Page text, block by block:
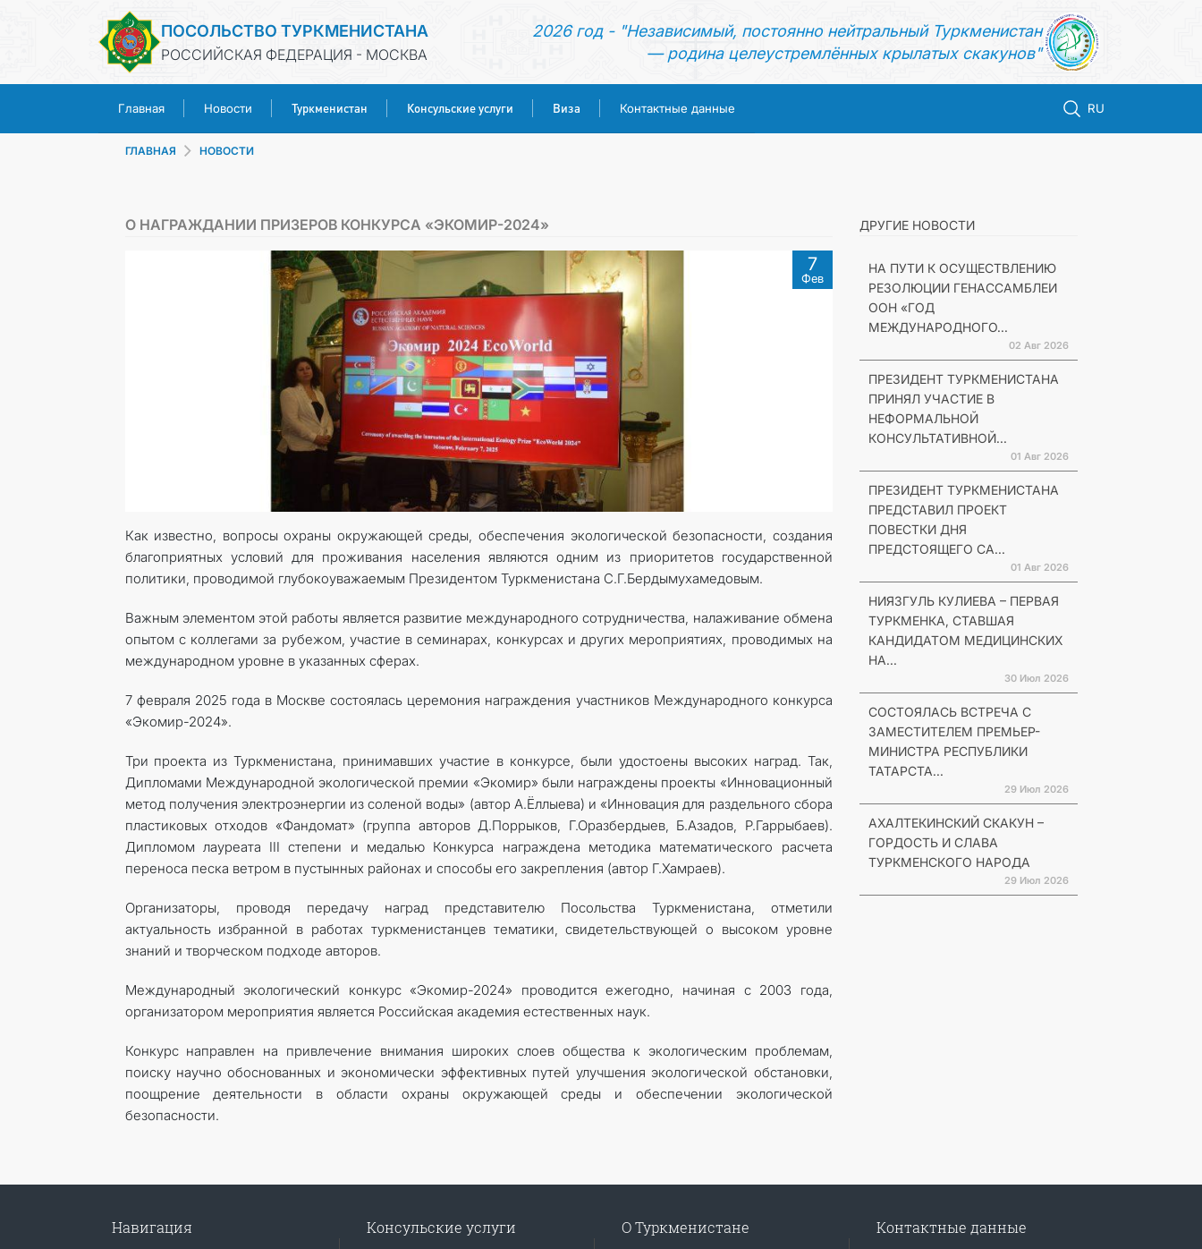
ПОСОЛЬСТВО ТУРКМЕНИСТАНА
РОССИЙСКАЯ ФЕДЕРАЦИЯ - МОСКВА
2026 год - "Независимый, постоянно нейтральный Туркменистан
— родина целеустремлённых крылатых скакунов"
Главная Новости Туркменистан Консульские услуги Виза Контактные данные RU
ТУРКМЕНИСТАН
КОНСУЛЬСКИЕ УСЛУГИ
ВИЗА
КОНТАКТНЫЕ ДАННЫЕ
ГЛАВНАЯ НОВОСТИ
О НАГРАЖДАНИИ ПРИЗЕРОВ КОНКУРСА «ЭКОМИР-2024»
7
Фев
Как известно, вопросы охраны окружающей среды, обеспечения экологической безопасности, создания
благоприятных условий для проживания населения являются одним из приоритетов государственной
политики, проводимой глубокоуважаемым Президентом Туркменистана С.Г.Бердымухамедовым.
Важным элементом этой работы является развитие международного сотрудничества, налаживание обмена
опытом с коллегами за рубежом, участие в семинарах, конкурсах и других мероприятиях, проводимых на
международном уровне в указанных сферах.
7 февраля 2025 года в Москве состоялась церемония награждения участников Международного конкурса
«Экомир-2024».
Три проекта из Туркменистана, принимавших участие в конкурсе, были удостоены высоких наград. Так,
Дипломами Международной экологической премии «Экомир» были награждены проекты «Инновационный
метод получения электроэнергии из соленой воды» (автор А.Ёллыева) и «Инновация для раздельного сбора
пластиковых отходов «Фандомат» (группа авторов Д.Поррыков, Г.Оразбердыев, Б.Азадов, Р.Гаррыбаев).
Дипломом лауреата III степени и медалью Конкурса награждена методика математического расчета
переноса песка ветром в пустынных районах и способы его закрепления (автор Г.Хамраев).
Организаторы, проводя передачу наград представителю Посольства Туркменистана, отметили
актуальность избранной в работах туркменистанцев тематики, свидетельствующей о высоком уровне
знаний и творческом подходе авторов.
Международный экологический конкурс «Экомир-2024» проводится ежегодно, начиная с 2003 года,
организатором мероприятия является Российская академия естественных наук.
Конкурс направлен на привлечение внимания широких слоев общества к экологическим проблемам,
поиску научно обоснованных и экономически эффективных путей улучшения экологической обстановки,
поощрение деятельности в области охраны окружающей среды и обеспечении экологической
безопасности.
ДРУГИЕ НОВОСТИ
НА ПУТИ К ОСУЩЕСТВЛЕНИЮ
РЕЗОЛЮЦИИ ГЕНАССАМБЛЕИ
ООН «ГОД
МЕЖДУНАРОДНОГО...
02 Авг 2026
ПРЕЗИДЕНТ ТУРКМЕНИСТАНА
ПРИНЯЛ УЧАСТИЕ В
НЕФОРМАЛЬНОЙ
КОНСУЛЬТАТИВНОЙ...
01 Авг 2026
ПРЕЗИДЕНТ ТУРКМЕНИСТАНА
ПРЕДСТАВИЛ ПРОЕКТ
ПОВЕСТКИ ДНЯ
ПРЕДСТОЯЩЕГО СА...
01 Авг 2026
НИЯЗГУЛЬ КУЛИЕВА – ПЕРВАЯ
ТУРКМЕНКА, СТАВШАЯ
КАНДИДАТОМ МЕДИЦИНСКИХ
НА...
30 Июл 2026
СОСТОЯЛАСЬ ВСТРЕЧА С
ЗАМЕСТИТЕЛЕМ ПРЕМЬЕР-
МИНИСТРА РЕСПУБЛИКИ
ТАТАРСТА...
29 Июл 2026
АХАЛТЕКИНСКИЙ СКАКУН –
ГОРДОСТЬ И СЛАВА
ТУРКМЕНСКОГО НАРОДА
29 Июл 2026
Навигация Консульские услуги О Туркменистане Контактные данные